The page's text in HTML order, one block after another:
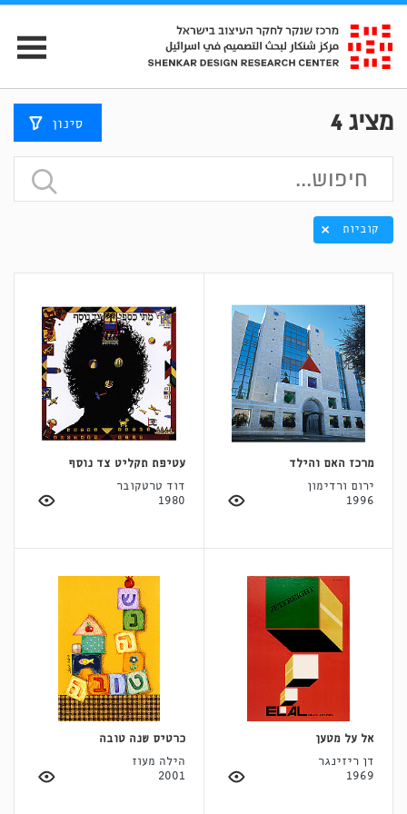
מציג4 סינון
קוביות
מרכז האם והילד
ירום ורדימון
1996
עטיפת תקליט צד נוסף
דוד טרטקובר
1980
אל על מטען
דן ריזינגר
1969
כרטיס שנה טובה
הילה מעוז
2001